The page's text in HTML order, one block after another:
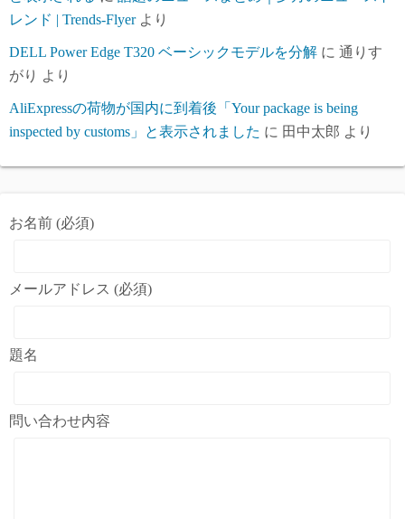
レンド | Trends-Flyerより
DELL Power Edge T320 ベーシックモデルを分解 に 通りす
がり より
AliExpressの荷物が国内に到着後「Your package is being
inspected by customs」と表示されました に 田中太郎 より
お名前 (必須)
メールアドレス (必須)
題名
問い合わせ内容